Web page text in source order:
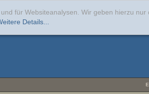
für Websiteanalysen. Wir geben hierzu nur
Details...